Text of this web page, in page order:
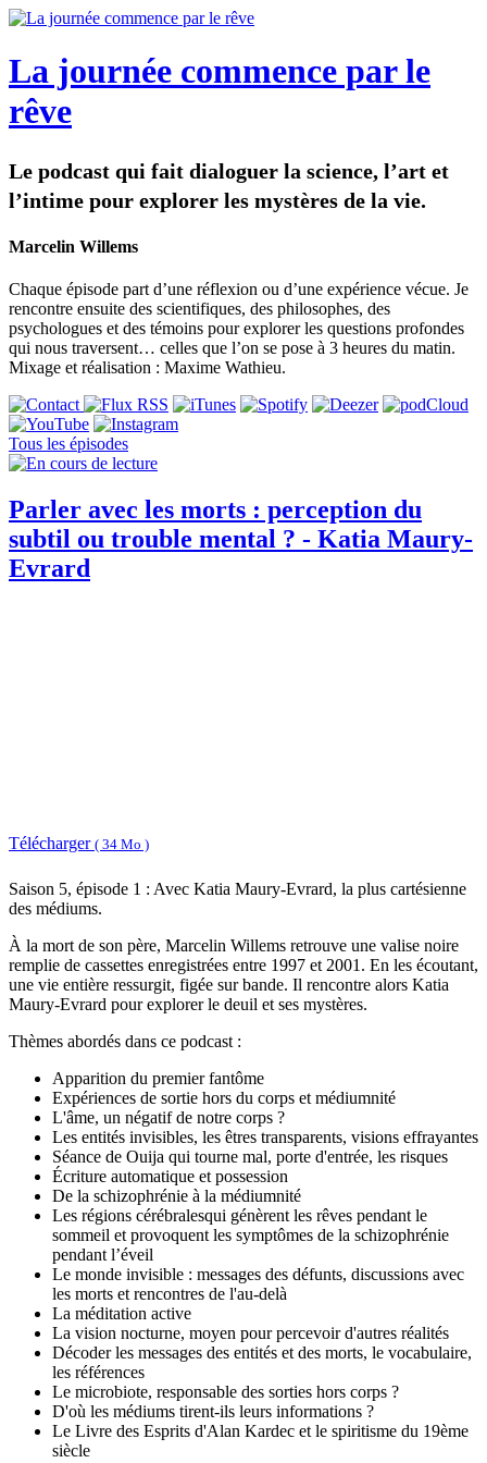
La journée commence par le
rêve
Le podcast qui fait dialoguer la science, l’art et
l’intime pour explorer les mystères de la vie.
Marcelin Willems
Chaque épisode part d’une réflexion ou d’une expérience vécue. Je
rencontre ensuite des scientifiques, des philosophes, des
psychologues et des témoins pour explorer les questions profondes
qui nous traversent… celles que l’on se pose à 3 heures du matin.
Mixage et réalisation : Maxime Wathieu.
Tous les épisodes
Parler avec les morts : perception du
subtil ou trouble mental ? - Katia Maury-
Evrard
Télécharger ( 34 Mo )
Saison 5, épisode 1 : Avec Katia Maury-Evrard, la plus cartésienne
des médiums.
À la mort de son père, Marcelin Willems retrouve une valise noire
remplie de cassettes enregistrées entre 1997 et 2001. En les écoutant,
une vie entière ressurgit, figée sur bande. Il rencontre alors Katia
Maury-Evrard pour explorer le deuil et ses mystères.
Thèmes abordés dans ce podcast :
Apparition du premier fantôme
Expériences de sortie hors du corps et médiumnité
L'âme, un négatif de notre corps ?
Les entités invisibles, les êtres transparents, visions effrayantes
Séance de Ouija qui tourne mal, porte d'entrée, les risques
Écriture automatique et possession
De la schizophrénie à la médiumnité
Les régions cérébralesqui génèrent les rêves pendant le
sommeil et provoquent les symptômes de la schizophrénie
pendant l’éveil
Le monde invisible : messages des défunts, discussions avec
les morts et rencontres de l'au-delà
La méditation active
La vision nocturne, moyen pour percevoir d'autres réalités
Décoder les messages des entités et des morts, le vocabulaire,
les références
Le microbiote, responsable des sorties hors corps ?
D'où les médiums tirent-ils leurs informations ?
Le Livre des Esprits d'Alan Kardec et le spiritisme du 19ème
siècle